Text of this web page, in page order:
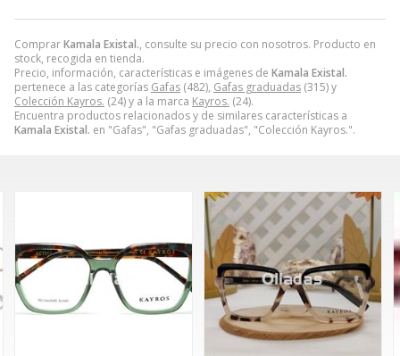
ComprarKamala Existal., consulte su precio con nosotros. Producto en
stock, recogida en tienda.
Precio, información, características e imágenes de Kamala Existal.
pertenece a las categorías Gafas (482), Gafas graduadas (315) y
Colección Kayros. (24) y a la marca Kayros. (24).
Encuentra productos relacionados y de similares características a
Kamala Existal. en "Gafas", "Gafas graduadas", "Colección Kayros.".